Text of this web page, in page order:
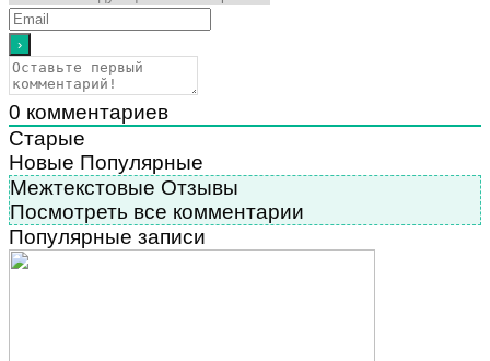
0 комментариев
Старые
Новые Популярные
Межтекстовые Отзывы
Посмотреть все комментарии
Популярные записи